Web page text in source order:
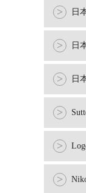
> 日
> 日
> 日
>
>
>